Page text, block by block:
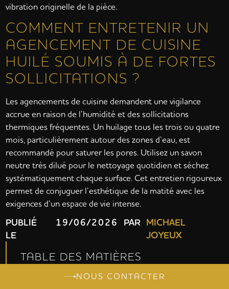
vibration originelle de la pièce.
COMMENT ENTRETENIR UN
AGENCEMENT DE CUISINE
HUILÉ SOUMIS À DE FORTES
SOLLICITATIONS ?
Les agencements de cuisine demandent une vigilance
accrue en raison de l’humidité et des sollicitations
thermiques fréquentes. Un huilage tous les trois ou quatre
mois, particulièrement autour des zones d’eau, est
recommandé pour saturer les pores. Utilisez un savon
neutre très dilué pour le nettoyage quotidien et séchez
systématiquement chaque surface. Cet entretien rigoureux
permet de conjuguer l’esthétique de la matité avec les
exigences d’un espace de vie intense.
PUBLIÉ
LE
19/06/2026 PAR MICHAEL
JOYEUX
TABLE DES MATIÈRES
NOUS CONTACTER